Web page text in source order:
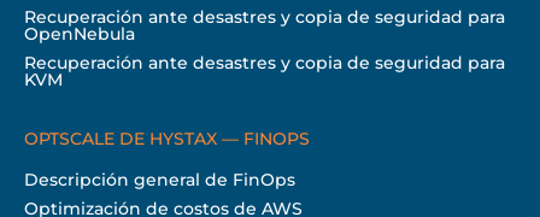
Recuperación ante desastres y copia de seguridad para
OpenNebula
Recuperación ante desastres y copia de seguridad para
KVM
OPTSCALE DE HYSTAX — FINOPS
Descripción general de FinOps
Optimización de costos de AWS